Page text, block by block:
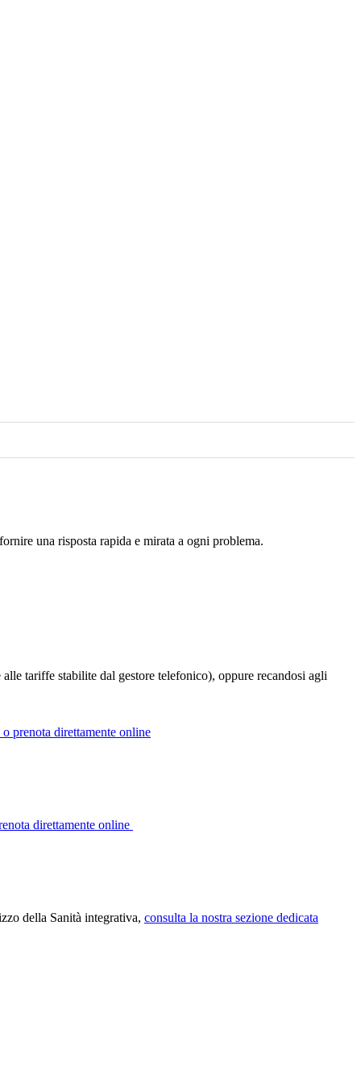
una risposta rapida e mirata a ogni problema.
alle tariffe stabilite dal gestore telefonico), oppure recandosi agli
prenota direttamente online
direttamente online
della Sanità integrativa, consulta la nostra sezione dedicata